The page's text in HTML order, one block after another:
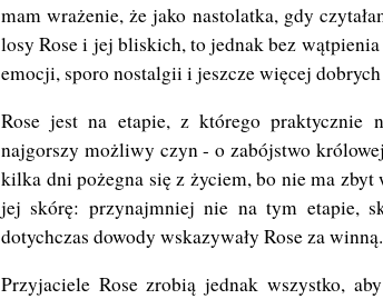
mam wrażenie, że jako nastolatka, gdy
losy Rose i jej bliskich, to jednak bez
emocji, sporo nostalgii i jeszcze więcej
Rose jest na etapie, z którego praktycznie
najgorszy możliwy czyn - o zabójstwo
kilka dni pożegna się z życiem, bo nie ma
jej skórę: przynajmniej nie na tym etapie,
dotychczas dowody wskazywały Rose za winną.
Przyjaciele Rose zrobią jednak wszystko,